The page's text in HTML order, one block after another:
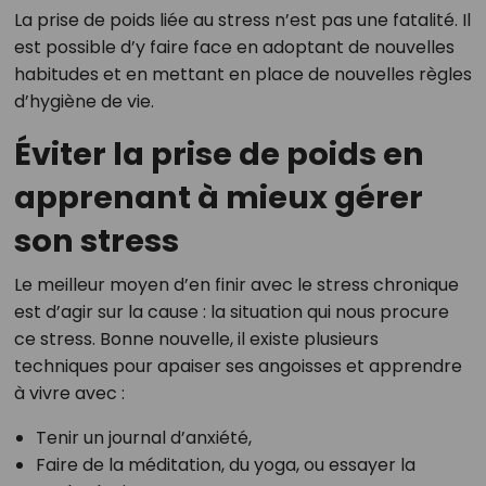
La prise de poids liée au stress n’est pas une fatalité. Il
est possible d’y faire face en adoptant de nouvelles
habitudes et en mettant en place de nouvelles règles
d’hygiène de vie.
Éviter la prise de poids en
apprenant à mieux gérer
son stress
Le meilleur moyen d’en finir avec le stress chronique
est d’agir sur la cause : la situation qui nous procure
ce stress. Bonne nouvelle, il existe plusieurs
techniques pour apaiser ses angoisses et apprendre
à vivre avec :
Tenir un journal d’anxiété,
Faire de la méditation, du yoga, ou essayer la